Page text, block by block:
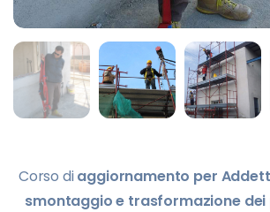
Corso diaggiornamento per
smontaggio e trasformazione